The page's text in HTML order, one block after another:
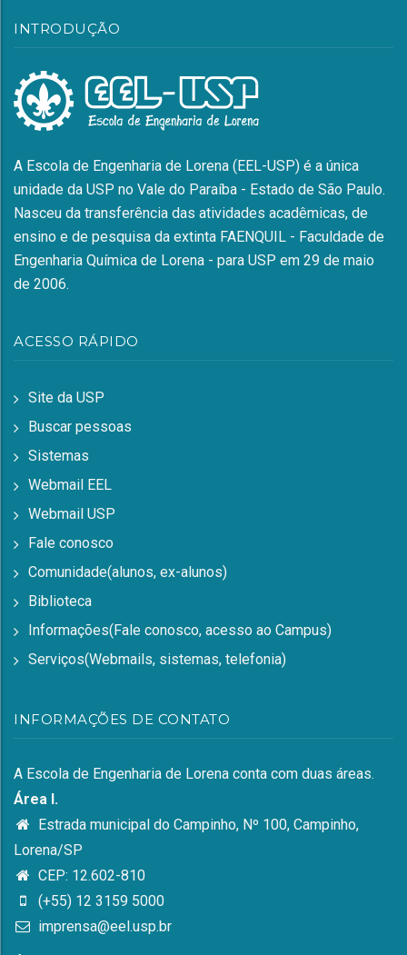
INTRODUÇÃO
A Escola de Engenharia de Lorena (EEL-USP) é a única
unidade da USP no Vale do Paraíba - Estado de São Paulo.
Nasceu da transferência das atividades acadêmicas, de
ensino e de pesquisa da extinta FAENQUIL - Faculdade de
Engenharia Química de Lorena - para USP em 29 de maio
de 2006.
ACESSO RÁPIDO
Site da USP
Buscar pessoas
Sistemas
Webmail EEL
Webmail USP
Fale conosco
Comunidade(alunos, ex-alunos)
Biblioteca
Informações(Fale conosco, acesso ao Campus)
Serviços(Webmails, sistemas, telefonia)
INFORMAÇÕES DE CONTATO
A Escola de Engenharia de Lorena conta com duas áreas.
Área I.
Estrada municipal do Campinho, Nº 100, Campinho,
Lorena/SP
CEP: 12.602-810
(+55) 12 3159 5000
imprensa@eel.usp.br